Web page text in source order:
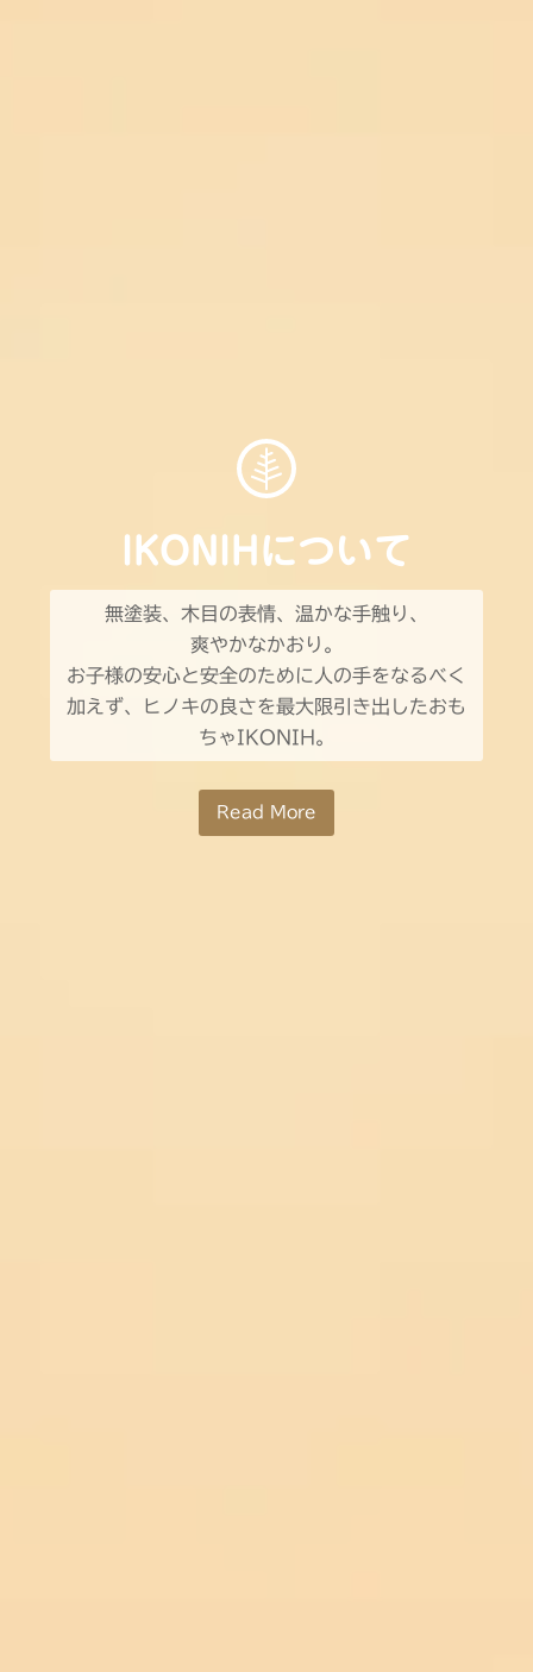
IKONIHについて
無塗装、木目の表情、温かな手触り、
爽やかなかおり。
お子様の安心と安全のために人の手をなるべく
加えず、ヒノキの良さを最大限引き出したおも
ちゃIKONIH。
Read More